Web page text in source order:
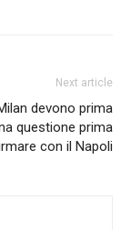
Next article
devono prima
questione prima
con il Napoli